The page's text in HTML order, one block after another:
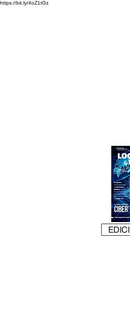
https://bit.ly/4oZ1tGz